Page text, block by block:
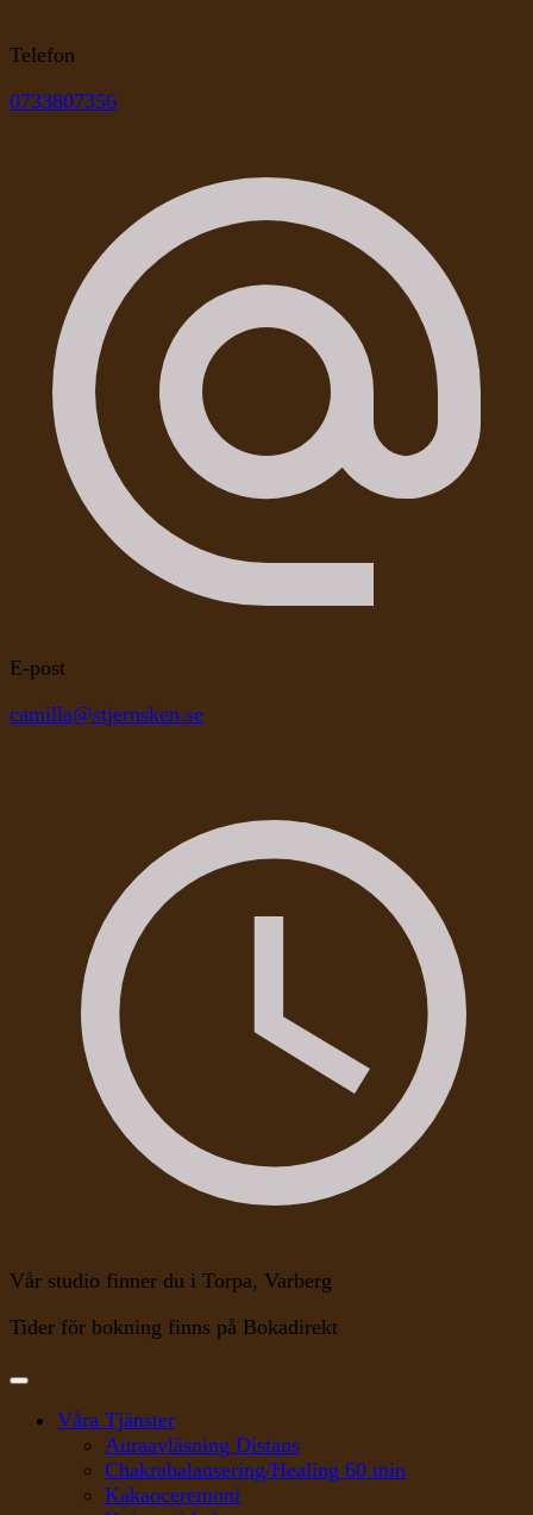
Telefon
0733807356
E-post
camilla@stjernsken.se
Vår studio finner du i Torpa, Varberg
Tider för bokning finns på Bokadirekt
Våra Tjänster
Auraavläsning Distans
Chakrabalansering/Healing 60 min
Kakaoceremoni